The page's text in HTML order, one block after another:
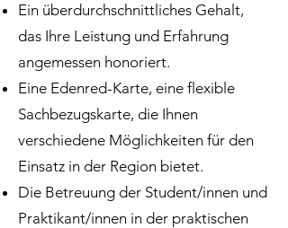
Ein überdurchschnittliches Gehalt,
das Ihre Leistung und Erfahrung
angemessen honoriert.
Eine Edenred-Karte, eine flexible
Sachbezugskarte, die Ihnen
verschiedene Möglichkeiten für den
Einsatz in der Region bietet.
Die Betreuung der Student/innen und
Praktikant/innen in der praktischen